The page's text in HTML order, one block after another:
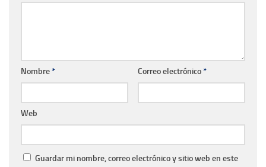
Nombre* Correo electrónico*
Web
Guardar mi nombre, correo electrónico y sitio web en este